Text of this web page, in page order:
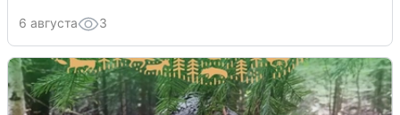
6 августа 3